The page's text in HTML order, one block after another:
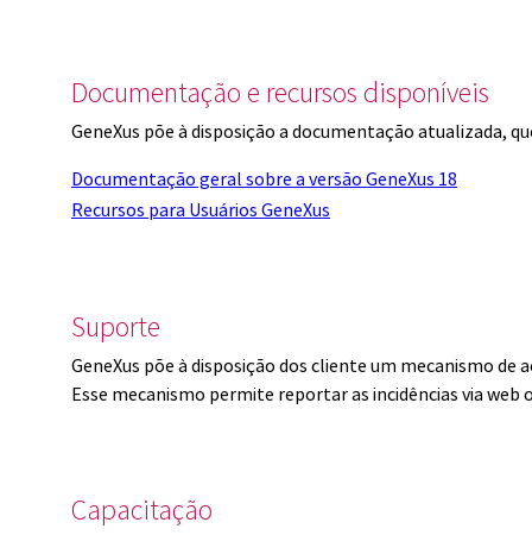
Documentação e recursos disponíveis
GeneXus põe à disposição a documentação atualizada,
Documentação geral sobre a versão GeneXus 18
Recursos para Usuários GeneXus
Suporte
GeneXus põe à disposição dos cliente um mecanismo de
Esse mecanismo permite reportar as incidências via
Capacitação